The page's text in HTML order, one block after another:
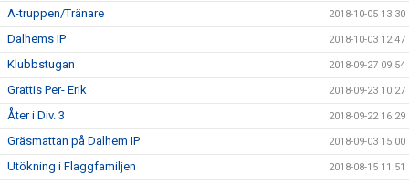
A-truppen/Tränare 2018-10-05 13:30
Dalhems IP 2018-10-03 12:47
Klubbstugan 2018-09-27 09:54
Grattis Per- Erik 2018-09-23 10:27
Åter i Div. 3 2018-09-22 16:29
Gräsmattan på Dalhem IP 2018-09-03 15:00
Utökning i Flaggfamiljen 2018-08-15 11:51